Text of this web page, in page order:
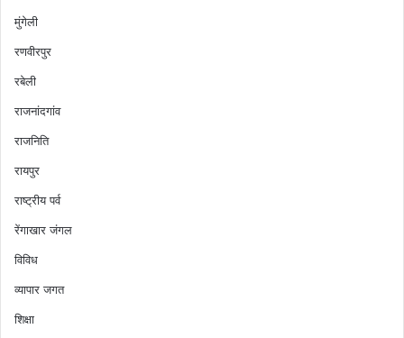
मुंगेली
रणवीरपुर
रबेली
राजनांदगांव
राजनिति
रायपुर
राष्ट्रीय पर्व
रेंगाखार जंगल
विविध
व्यापार जगत
शिक्षा